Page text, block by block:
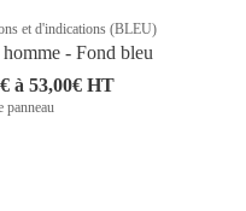
et d'indications (BLEU)
- Fond bleu
à 53,00€ HT
panneau